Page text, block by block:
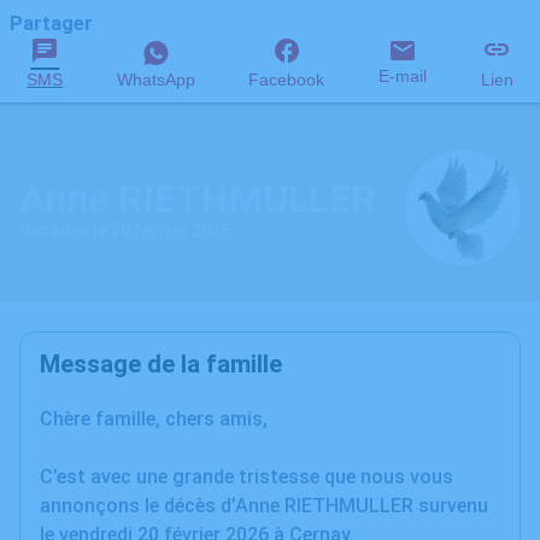
Partager
SMS WhatsApp Facebook E-mail Lien
Message de la famille
Chère famille, chers amis,
C’est avec une grande tristesse que nous vous
annonçons le décès d’Anne RIETHMULLER survenu
le vendredi 20 février 2026 à Cernay.